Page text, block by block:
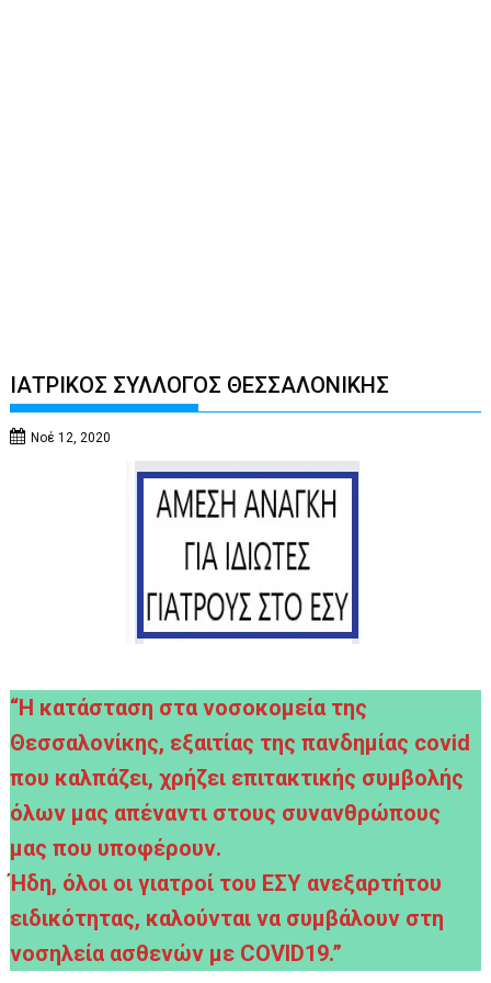
ΙΑΤΡΙΚΟΣ ΣΥΛΛΟΓΟΣ ΘΕΣΣΑΛΟΝΙΚΗΣ
Νοέ 12, 2020
“Η κατάσταση στα νοσοκομεία της
Θεσσαλονίκης, εξαιτίας της πανδημίας covid
που καλπάζει, χρήζει επιτακτικής συμβολής
όλων μας απέναντι στους συνανθρώπους
μας που υποφέρουν.
Ήδη, όλοι οι γιατροί του ΕΣΥ ανεξαρτήτου
ειδικότητας, καλούνται να συμβάλουν στη
νοσηλεία ασθενών με COVID19.”